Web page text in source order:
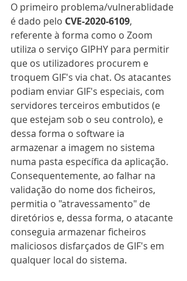
O primeiro problema/vulnerablidade
é dado pelo CVE-2020-6109,
referente à forma como o Zoom
utiliza o serviço GIPHY para permitir
que os utilizadores procurem e
troquem GIF's via chat. Os atacantes
podiam enviar GIF's especiais, com
servidores terceiros embutidos (e
que estejam sob o seu controlo), e
dessa forma o software ia
armazenar a imagem no sistema
numa pasta específica da aplicação.
Consequentemente, ao falhar na
validação do nome dos ficheiros,
permitia o "atravessamento" de
diretórios e, dessa forma, o atacante
conseguia armazenar ficheiros
maliciosos disfarçados de GIF's em
qualquer local do sistema.